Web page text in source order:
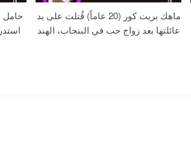
حامل
ماهك بريت كور (20 عاماً) قُتلت على يد
عائلتها بعد زواج حب في البنجاب، الهند